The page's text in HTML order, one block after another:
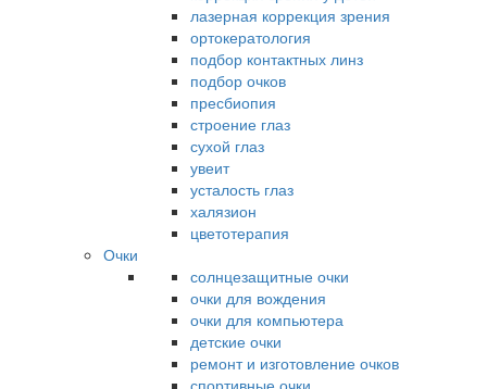
лазерная коррекция зрения
ортокератология
подбор контактных линз
подбор очков
пресбиопия
строение глаз
сухой глаз
увеит
усталость глаз
халязион
цветотерапия
Очки
солнцезащитные очки
очки для вождения
очки для компьютера
детские очки
ремонт и изготовление очков